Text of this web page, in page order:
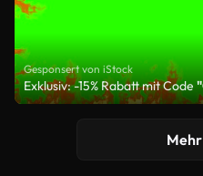
Gesponsert von iStock
Exklusiv: -15% Rabatt mit Code